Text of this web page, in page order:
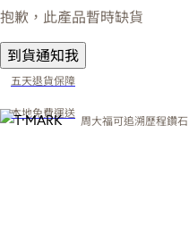
抱歉，此產品暫時缺貨
到貨通知我
五天退貨保障
本地免費運送
周大福可追溯歷程鑽石